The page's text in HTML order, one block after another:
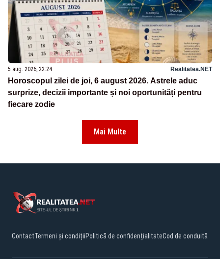
5 aug. 2026, 22:24 Realitatea.NET
Horoscopul zilei de joi, 6 august 2026. Astrele aduc
surprize, decizii importante și noi oportunități pentru
fiecare zodie
Mai Multe
ContactTermeni și condițiiPolitică de confidențialitateCod de conduită